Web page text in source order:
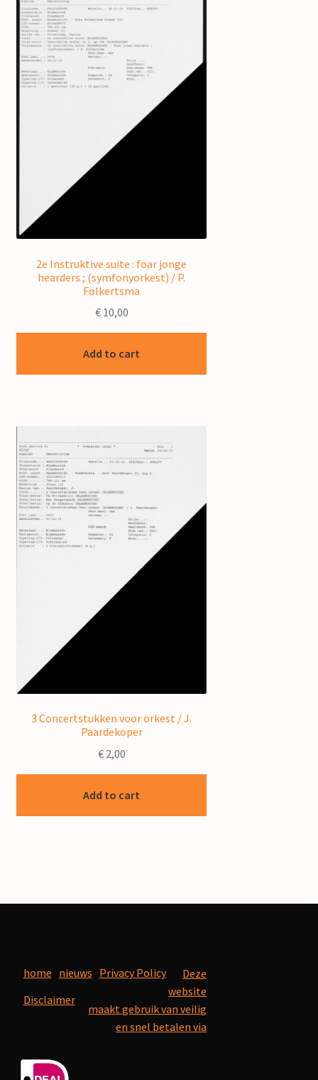
2e Instruktive suite : foar jonge
hearders ; (symfonyorkest) / P.
Folkertsma
€10,00
Add to cart
3 Concertstukken voor orkest / J.
Paardekoper
€2,00
Add to cart
home nieuws Privacy Policy
Disclaimer
Deze
website
maakt gebruik van veilig
en snel betalen via